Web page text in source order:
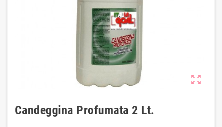
zoom_out_map
Candeggina Profumata 2 Lt.